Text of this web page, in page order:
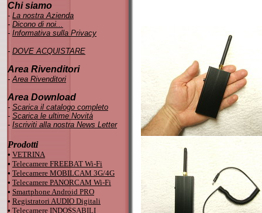
Chi siamo
- La nostra Azienda
- Dicono di noi...
- Informativa sulla Privacy
- DOVE ACQUISTARE
Area Rivenditori
-Area Rivenditori
Area Download
- Scarica il catalogo completo
- Scarica le ultime Novità
- Iscriviti alla nostra News Letter
Prodotti
• VETRINA
• Telecamere FREEBAT Wi-Fi
• Telecamere MOBILCAM 3G/4G
• Telecamere PANORCAM Wi-Fi
• Smartphone Android PRO
• Registratori AUDIO Digitali
• Telecamere INDOSSABILI